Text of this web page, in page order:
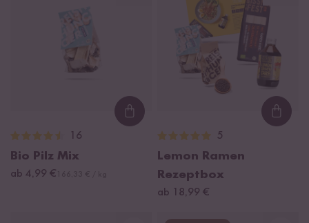
Loading...
16
Bio Pilz Mix
ab 4,99 €
5
Lemon Ramen
Rezeptbox
ab 18,99 €